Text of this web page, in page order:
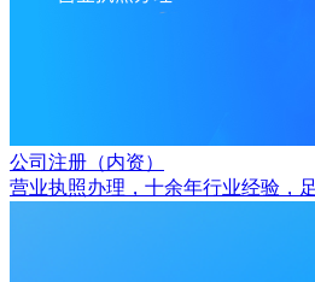
公司注册（内资）
营业执照办理，十余年行业经验，